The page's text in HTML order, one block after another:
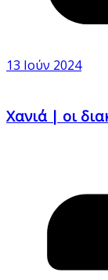
13 Ιούν 2024
Χανιά | οι